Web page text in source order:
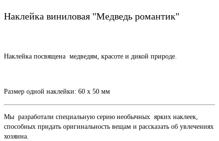
Наклейка виниловая "Медведь романтик"
Наклейка посвящена медведям, красоте и дикой природе.
Размер одной наклейки: 60 х 50 мм
Мы разработали специальную серию необычных ярких наклеек,
способных придать оригинальность вещам и рассказать об увлечениях
хозяина.